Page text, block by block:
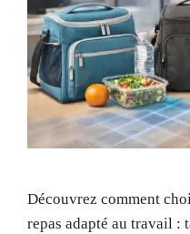
Découvrez comment
repas adapté au travail :